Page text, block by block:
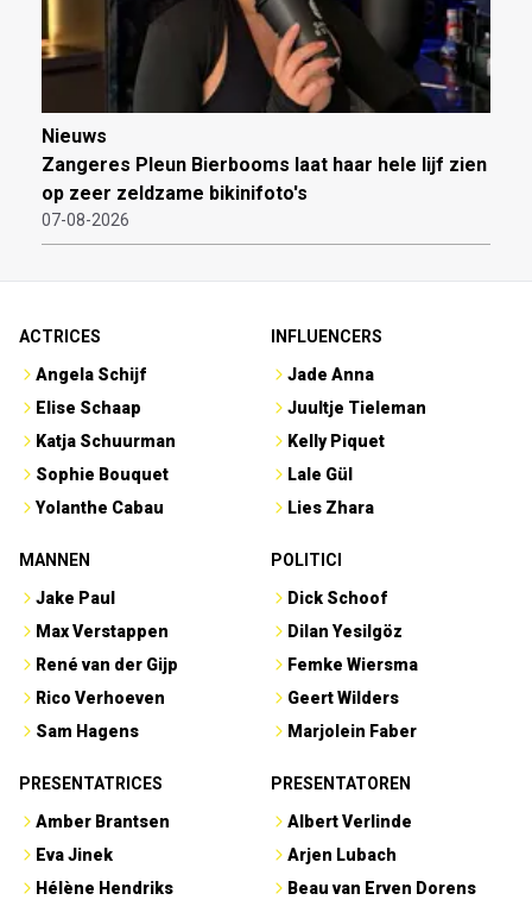
Nieuws
Zangeres Pleun Bierbooms laat haar hele lijf zien
op zeer zeldzame bikinifoto's
07-08-2026
ACTRICES
Angela Schijf
Elise Schaap
Katja Schuurman
Sophie Bouquet
Yolanthe Cabau
INFLUENCERS
Jade Anna
Juultje Tieleman
Kelly Piquet
Lale Gül
Lies Zhara
MANNEN
Jake Paul
Max Verstappen
René van der Gijp
Rico Verhoeven
Sam Hagens
POLITICI
Dick Schoof
Dilan Yesilgöz
Femke Wiersma
Geert Wilders
Marjolein Faber
PRESENTATRICES
Amber Brantsen
Eva Jinek
Hélène Hendriks
PRESENTATOREN
Albert Verlinde
Arjen Lubach
Beau van Erven Dorens